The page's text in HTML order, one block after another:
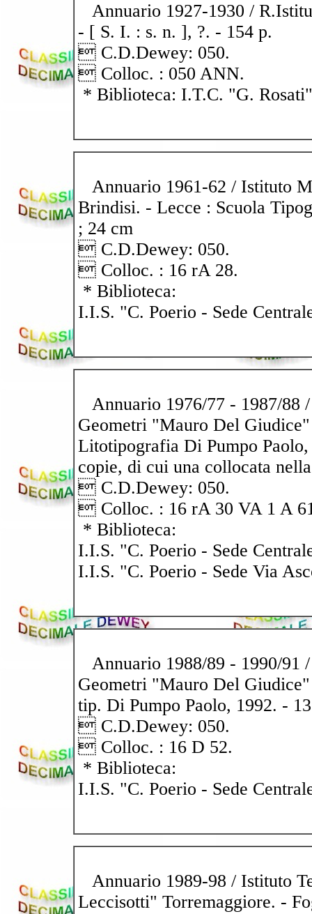
Annuario 1927-1930 /
- [ S. I. : s. n. ], ?. - 154 p.
 C.D.Dewey: 050.
 Colloc. : 050 ANN.
* Biblioteca: I.T.C. "G. Rosati"
Annuario 1961-62 / Istituto
Brindisi. - Lecce : Scuola
; 24 cm
 C.D.Dewey: 050.
 Colloc. : 16 rA 28.
* Biblioteca:
I.I.S. "C. Poerio - Sede
Annuario 1976/77 - 1987/88
Geometri "Mauro Del
Litotipografia Di Pumpo Paolo,
copie, di cui una collocata
 C.D.Dewey: 050.
 Colloc. : 16 rA 30 VA 1 A
* Biblioteca:
I.I.S. "C. Poerio - Sede
I.I.S. "C. Poerio - Sede Via
Annuario 1988/89 - 1990/91
Geometri "Mauro Del
tip. Di Pumpo Paolo, 1992. -
 C.D.Dewey: 050.
 Colloc. : 16 D 52.
* Biblioteca:
I.I.S. "C. Poerio - Sede
Annuario 1989-98 / Istituto
Leccisotti" Torremaggiore. -